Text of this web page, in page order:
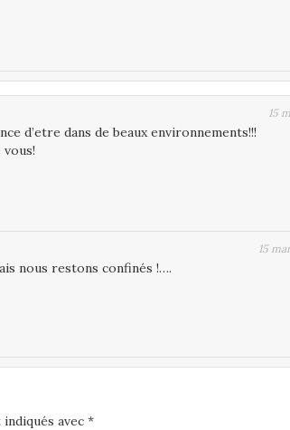
15
d’etre dans de beaux environnements!!!
15
nous restons confinés !….
avec *